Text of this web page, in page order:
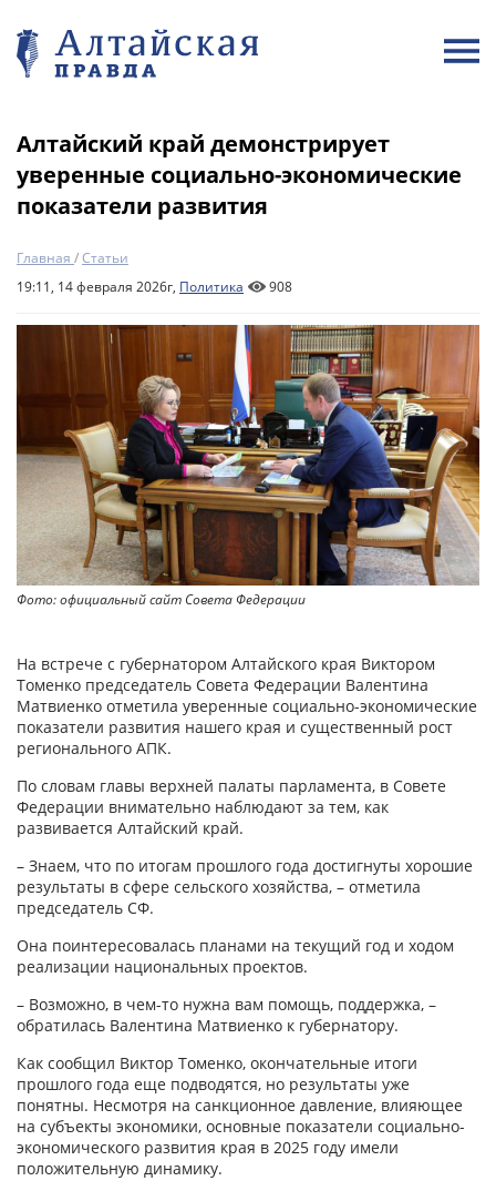
Алтайский край демонстрирует
уверенные социально-экономические
показатели развития
Главная /Статьи
19:11, 14 февраля 2026г, Политика 908
Фото: официальный сайт Совета Федерации
На встрече с губернатором Алтайского края Виктором
Томенко председатель Совета Федерации Валентина
Матвиенко отметила уверенные социально-экономические
показатели развития нашего края и существенный рост
регионального АПК.
По словам главы верхней палаты парламента, в Совете
Федерации внимательно наблюдают за тем, как
развивается Алтайский край.
– Знаем, что по итогам прошлого года достигнуты хорошие
результаты в сфере сельского хозяйства, – отметила
председатель СФ.
Она поинтересовалась планами на текущий год и ходом
реализации национальных проектов.
– Возможно, в чем-то нужна вам помощь, поддержка, –
обратилась Валентина Матвиенко к губернатору.
Как сообщил Виктор Томенко, окончательные итоги
прошлого года еще подводятся, но результаты уже
понятны. Несмотря на санкционное давление, влияющее
на субъекты экономики, основные показатели социально-
экономического развития края в 2025 году имели
положительную динамику.